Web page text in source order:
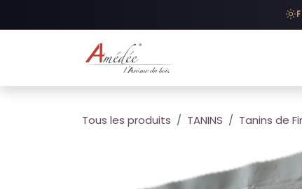
Tous les produits TANINS Tanins de